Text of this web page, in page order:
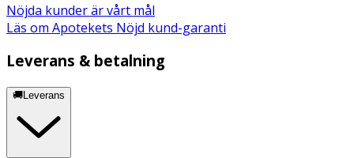
Nöjda kunder är vårt mål
Läs om Apotekets Nöjd kund-garanti
Leverans & betalning
🚚Leverans